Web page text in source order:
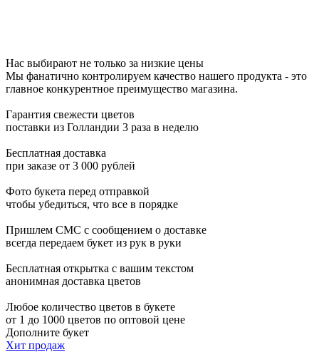
Нас выбирают не только за низкие цены
Мы фанатично контролируем качество нашего продукта - это
главное конкурентное преимущество магазина.
Гарантия свежести цветов
поставки из Голландии 3 раза в неделю
Бесплатная доставка
при заказе от 3 000 рублей
Фото букета перед отправкой
чтобы убедиться, что все в порядке
Пришлем СМС с сообщением о доставке
всегда передаем букет из рук в руки
Бесплатная открытка с вашим текстом
анонимная доставка цветов
Любое количество цветов в букете
от 1 до 1000 цветов по оптовой цене
Дополните букет
Хит продаж